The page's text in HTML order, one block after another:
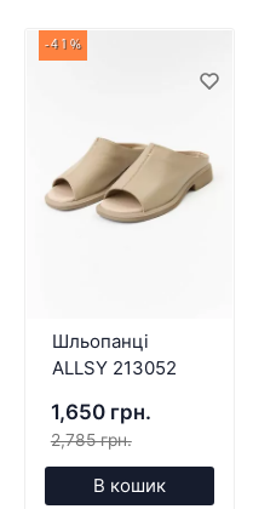
-41%
Шльопанці
ALLSY 213052
1,650 грн.
2,785 грн.
В кошик